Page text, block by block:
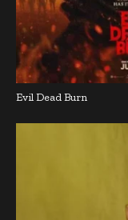
Evil Dead Burn